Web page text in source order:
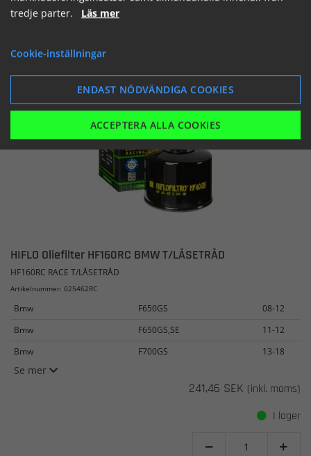
HIFLO Oliefilter HF160RC BMW T/LÅSETRÅD
HF160RC RACE T/LÅSETRÅD
Artikelnummer: 025462RC
Bmw F650GS
08-12
Bmw
F650GS,SE
11-12
Bmw
F700GS 13-18
Se mer
241,46 SEK (inkl. moms)
I lager
 
tredje parter. Läs mer
Cookie-inställningar
ENDAST NÖDVÄNDIGA COOKIES
ACCEPTERA ALLA COOKIES